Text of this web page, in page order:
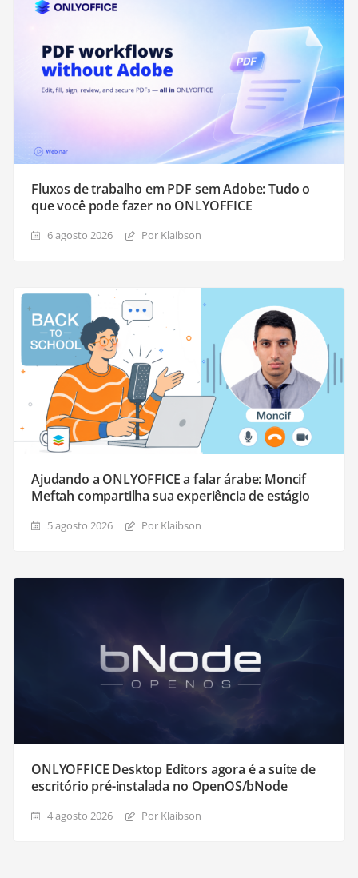
Fluxos de trabalho em PDF sem Adobe: Tudo o
que você pode fazer no ONLYOFFICE
6 agosto 2026 Por Klaibson
Ajudando a ONLYOFFICE a falar árabe: Moncif
Meftah compartilha sua experiência de estágio
5 agosto 2026 Por Klaibson
ONLYOFFICE Desktop Editors agora é a suíte de
escritório pré-instalada no OpenOS/bNode
4 agosto 2026 Por Klaibson